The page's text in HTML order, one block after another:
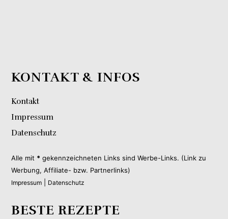
KONTAKT & INFOS
Kontakt
Impressum
Datenschutz
Alle mit * gekennzeichneten Links sind Werbe-Links. (Link zu
Werbung, Affiliate- bzw. Partnerlinks)
Impressum Datenschutz
BESTE REZEPTE